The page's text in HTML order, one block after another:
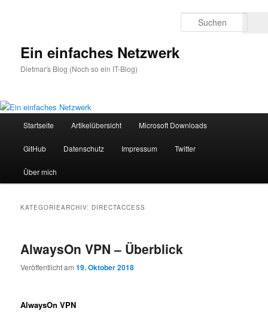
Ein einfaches Netzwerk
Dietmar's Blog (Noch so ein IT-Blog)
Startseite Artikelübersicht Microsoft Downloads
GitHub Datenschutz Impressum Twitter
Über mich
KATEGORIEARCHIV: DIRECTACCESS
AlwaysOn VPN – Überblick
Veröffentlicht am19. Oktober 2018
AlwaysOn VPN